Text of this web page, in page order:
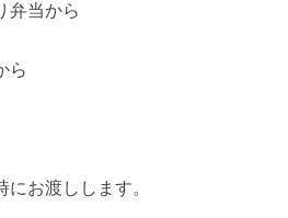
弁当から
ら
お渡しします。